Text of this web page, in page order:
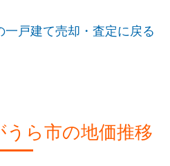
一戸建て売却・査定に戻る
ら市の地価推移